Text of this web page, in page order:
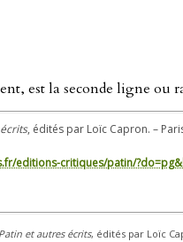
est la seconde ligne
, édités par Loïc Capron. –
editions-critiques/patin/
et autres écrits, édités par Loïc